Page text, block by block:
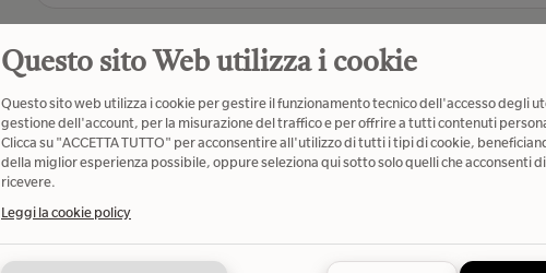
Podcast. Il nuovo
pubblicare, promuovere storie
Crognali Damiano- Autore
ROI edizioni (2020)- Editore
Questo sito Web utilizza i cookie
Questo sito web utilizza i cookie per gestire il funzionamento tecnico dell'accesso degli
gestione dell'account, per la misurazione del traffico e per offrire a tutti contenuti
Clicca su "ACCETTA TUTTO" per acconsentire all'utilizzo di tutti i tipi di cookie,
della miglior esperienza possibile, oppure seleziona qui sotto solo quelli che acconsenti di
ricevere.
Leggi la cookie policy